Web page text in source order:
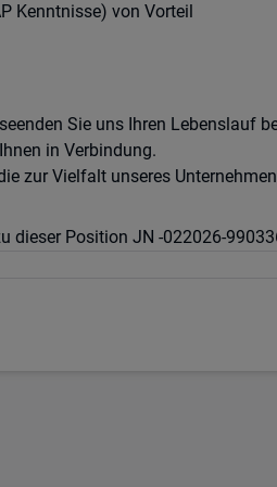
Kenntnisse) von Vorteil
Sie uns Ihren Lebenslauf
in Verbindung.
zur Vielfalt unseres
dieser Position JN -022026-